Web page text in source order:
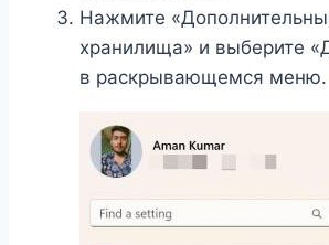
Нажмите
хранилища» и выберите
в раскрывающемся меню.